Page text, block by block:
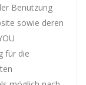
Benutzung
sowie deren
für die